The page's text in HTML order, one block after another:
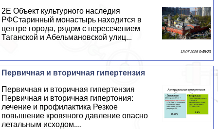
2E Объект культурного наследия
РФСтаринный монастырь находится в
центре города, рядом с пересечением
Таганской и Абельмановской улиц...
18 07 2026 0:45:20
Первичная и вторичная гипертензия
Первичная и вторичная гипертензия
Первичная и вторичная гипертония:
лечение и профилактика Резкое
повышение кровяного давление опасно
летальным исходом....